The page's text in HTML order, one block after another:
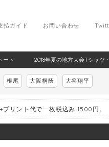
お問い合わせ
払ガイド
ート 2018年夏の地方大会Tシャツ
根尾 大阪桐蔭 大谷翔平
リント代で一枚税込み 1500円。